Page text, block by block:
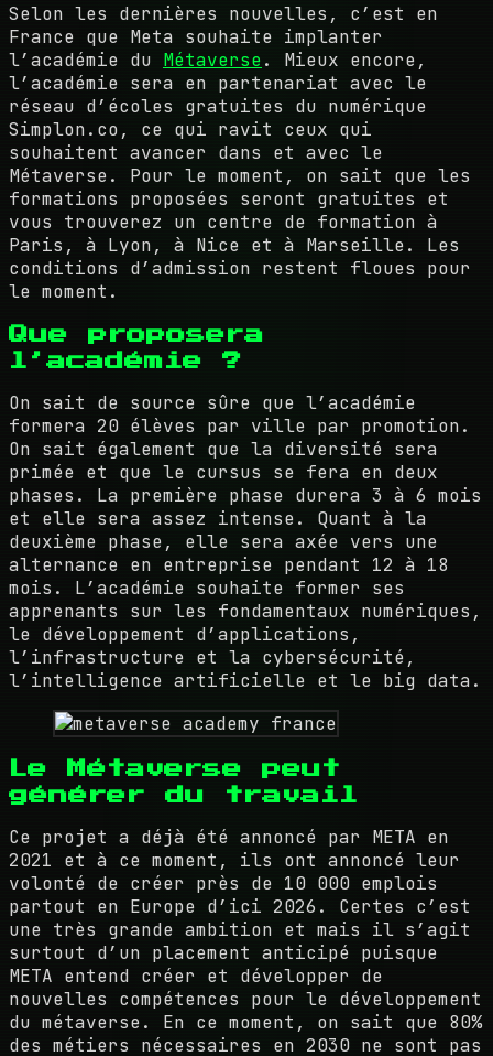
Selon les dernières nouvelles, c’est en
France que Meta souhaite implanter
l’académie du Métaverse. Mieux encore,
l’académie sera en partenariat avec le
réseau d’écoles gratuites du numérique
Simplon.co, ce qui ravit ceux qui
souhaitent avancer dans et avec le
Métaverse. Pour le moment, on sait que les
formations proposées seront gratuites et
vous trouverez un centre de formation à
Paris, à Lyon, à Nice et à Marseille. Les
conditions d’admission restent floues pour
le moment.
Que proposera
l’académie ?
On sait de source sûre que l’académie
formera 20 élèves par ville par promotion.
On sait également que la diversité sera
primée et que le cursus se fera en deux
phases. La première phase durera 3 à 6 mois
et elle sera assez intense. Quant à la
deuxième phase, elle sera axée vers une
alternance en entreprise pendant 12 à 18
mois. L’académie souhaite former ses
apprenants sur les fondamentaux numériques,
le développement d’applications,
l’infrastructure et la cybersécurité,
l’intelligence artificielle et le big data.
Le Métaverse peut
générer du travail
Ce projet a déjà été annoncé par META en
2021 et à ce moment, ils ont annoncé leur
volonté de créer près de 10 000 emplois
partout en Europe d’ici 2026. Certes c’est
une très grande ambition et mais il s’agit
surtout d’un placement anticipé puisque
META entend créer et développer de
nouvelles compétences pour le développement
du métaverse. En ce moment, on sait que 80%
des métiers nécessaires en 2030 ne sont pas